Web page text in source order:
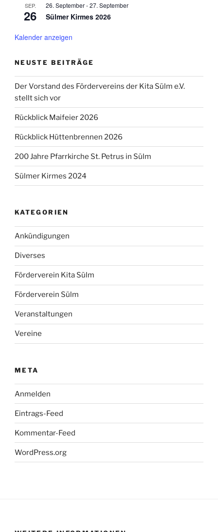
SEP.
26
26. September-27. September
Sülmer Kirmes 2026
Kalender anzeigen
NEUSTE BEITRÄGE
Der Vorstand des Fördervereins der Kita Sülm e.V.
stellt sich vor
Rückblick Maifeier 2026
Rückblick Hüttenbrennen 2026
200 Jahre Pfarrkirche St. Petrus in Sülm
Sülmer Kirmes 2024
KATEGORIEN
Ankündigungen
Diverses
Förderverein Kita Sülm
Förderverein Sülm
Veranstaltungen
Vereine
META
Anmelden
Eintrags-Feed
Kommentar-Feed
WordPress.org